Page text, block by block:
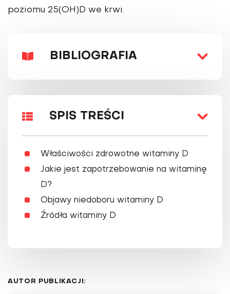
poziomu 25(OH)D we krwi.
BIBLIOGRAFIA
SPIS TREŚCI
Właściwości zdrowotne witaminy D
Jakie jest zapotrzebowanie na witaminę
D?
Objawy niedoboru witaminy D
Źródła witaminy D
AUTOR PUBLIKACJI: